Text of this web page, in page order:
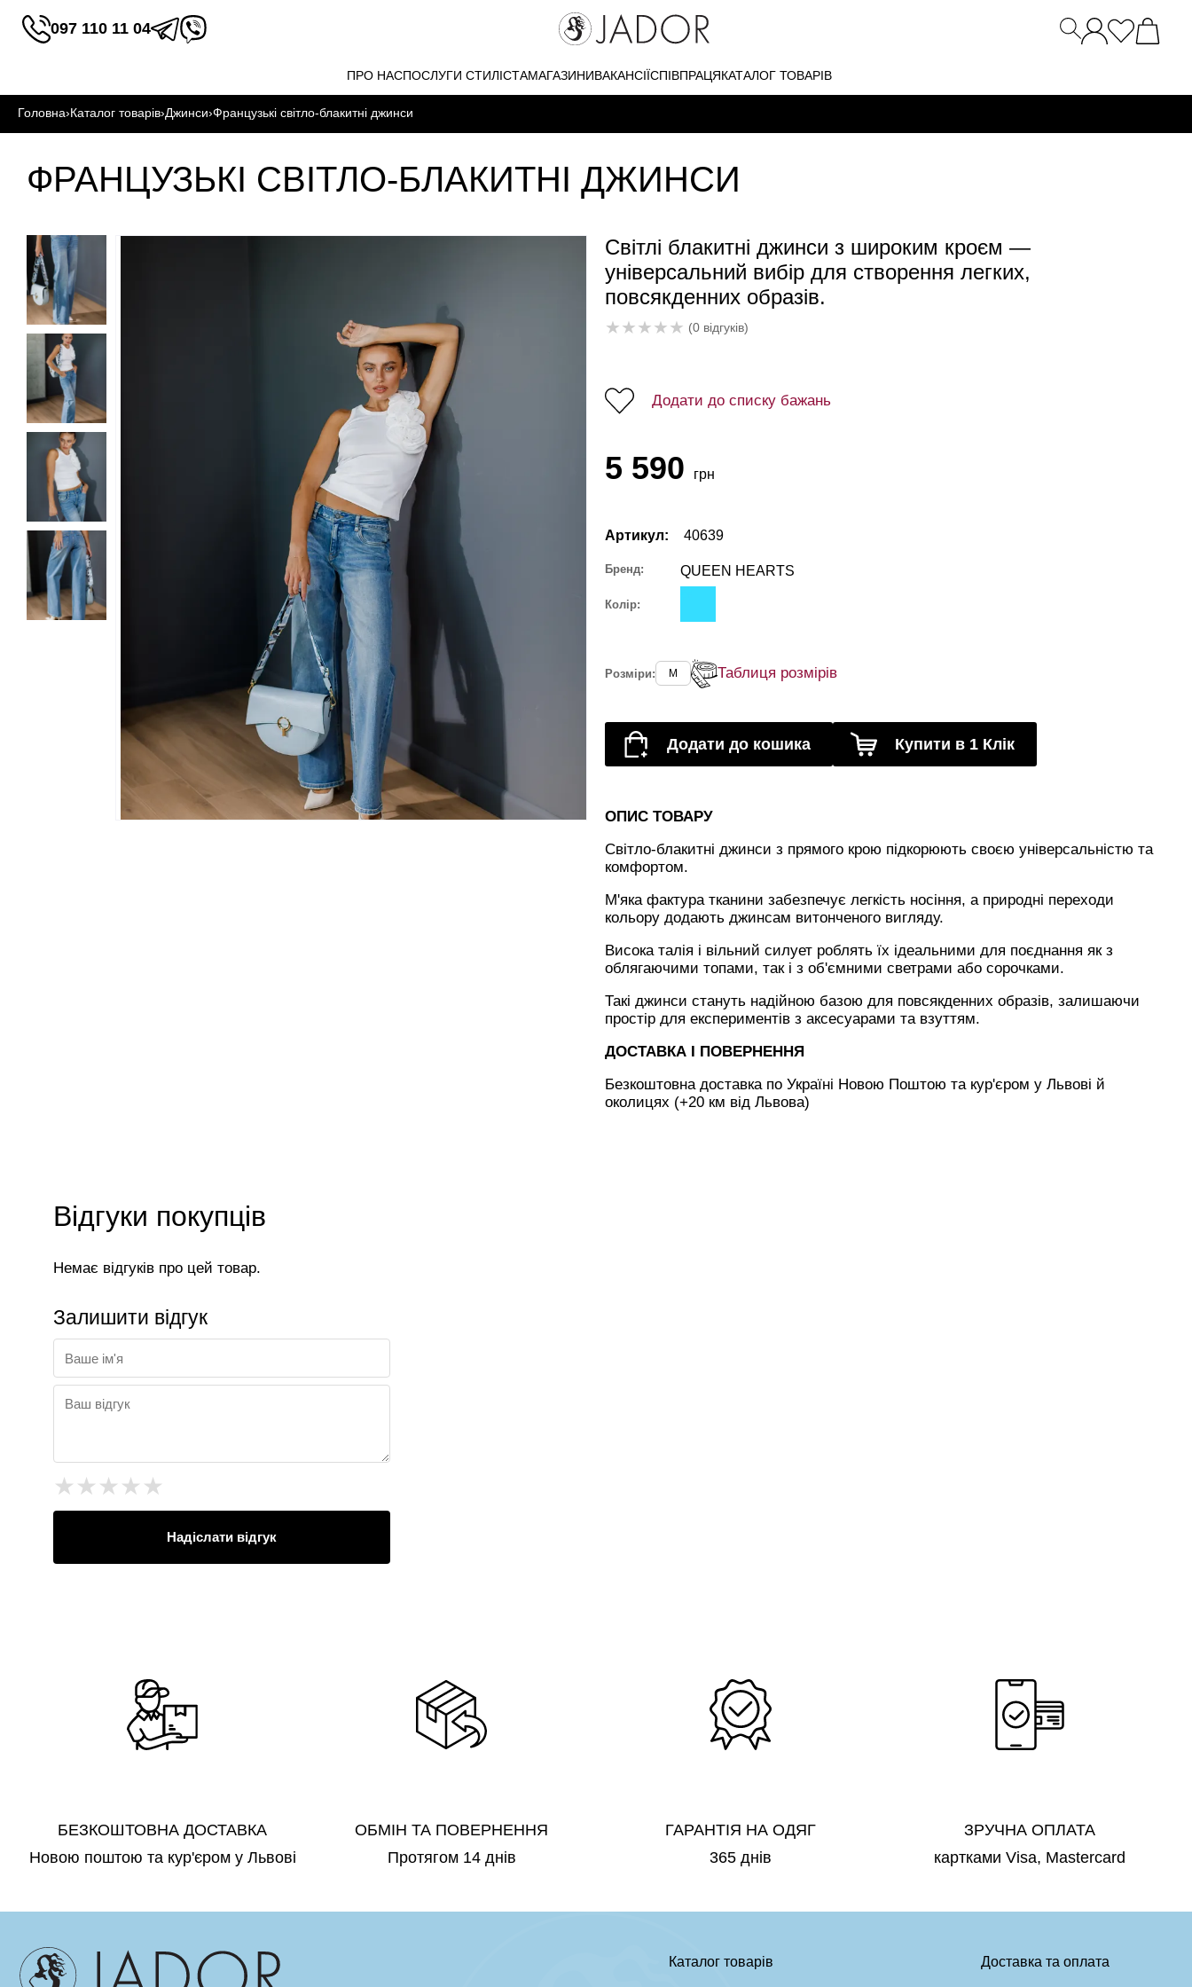
097 110 11 04
ПРО НАСПОСЛУГИ СТИЛІСТАМАГАЗИНИВАКАНСІЇСПІВПРАЦЯКАТАЛОГ ТОВАРІВ
Головна›Каталог товарів›Джинси›Французькі світло-блакитні джинси
ФРАНЦУЗЬКІ СВІТЛО-БЛАКИТНІ ДЖИНСИ
Світлі блакитні джинси з широким кроєм —
універсальний вибір для створення легких,
повсякденних образів.
★★★★★ (0 відгуків)
Додати до списку бажань
5 590 грн
Артикул: 40639
Бренд: QUEEN HEARTS
Колір:
Розміри: M Таблиця розмірів
Додати до кошика Купити в 1 Клік
ОПИС ТОВАРУ
Світло-блакитні джинси з прямого крою підкорюють своєю універсальністю та
комфортом.
М'яка фактура тканини забезпечує легкість носіння, а природні переходи
кольору додають джинсам витонченого вигляду.
Висока талія і вільний силует роблять їх ідеальними для поєднання як з
облягаючими топами, так і з об'ємними светрами або сорочками.
Такі джинси стануть надійною базою для повсякденних образів, залишаючи
простір для експериментів з аксесуарами та взуттям.
ДОСТАВКА І ПОВЕРНЕННЯ
Безкоштовна доставка по Україні Новою Поштою та кур'єром у Львові й
околицях (+20 км від Львова)
Відгуки покупців
Немає відгуків про цей товар.
Залишити відгук
★★★★★
Надіслати відгук
БЕЗКОШТОВНА ДОСТАВКА
Новою поштою та кур'єром у Львові
ОБМІН ТА ПОВЕРНЕННЯ
Протягом 14 днів
ГАРАНТІЯ НА ОДЯГ
365 днів
ЗРУЧНА ОПЛАТА
картками Visa, Mastercard
Каталог товарів Доставка та оплата